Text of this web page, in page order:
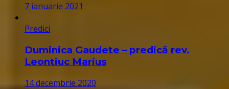
7 ianuarie 2021
Predici
Duminica Gaudete – predică rev.
Leontiuc Marius
14 decembrie 2020